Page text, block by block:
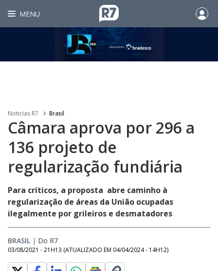
MENU
Noticias R7 Brasil
Câmara aprova por 296 a
136 projeto de
regularização fundiária
Para críticos, a proposta abre caminho à
regularização de áreas da União ocupadas
ilegalmente por grileiros e desmatadores
BRASIL | Do R7
03/08/2021 - 21H13 (ATUALIZADO EM 04/04/2024 - 14H12)